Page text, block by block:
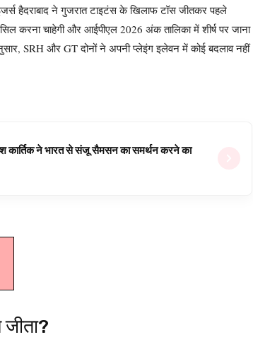
हैदराबाद ने गुजरात टाइटंस के खिलाफ टॉस जीतकर पहले
करना चाहेगी और आईपीएल 2026 अंक तालिका में शीर्ष पर जाना
SRH और GT दोनों ने अपनी प्लेइंग इलेवन में कोई बदलाव नहीं
कार्तिक ने भारत से संजू सैमसन का समर्थन करने का